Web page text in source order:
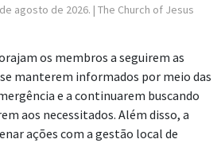
agosto de 2026. | The Church of Jesus
os membros a seguirem as
manterem informados por meio das
e a continuarem buscando
aos necessitados. Além disso, a
ações com a gestão local de